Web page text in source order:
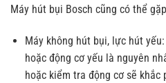
Máy hút bụi Bosch cũng có thể
Máy không hút bụi, lực hút
hoặc động cơ yếu là nguyên
hoặc kiểm tra động cơ sẽ khắc